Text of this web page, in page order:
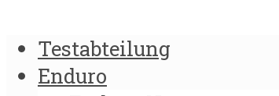
Testabteilung
Enduro